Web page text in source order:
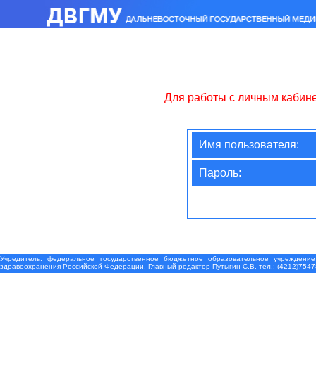
Для работы с личным
Имя пользователя:
Пароль:
Учредитель: федеральное государственное бюджетное образовательное
здравоохранения Российской Федерации. Главный редактор Путыгин С.В. тел.: